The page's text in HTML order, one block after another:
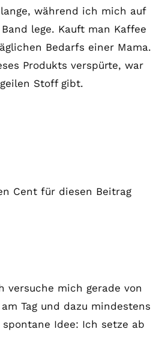
während ich mich auf
lege. Kauft man Kaffee
Bedarfs einer Mama.
Produkts verspürte, war
Stoff gibt.
Cent für diesen Beitrag
mich gerade von
Tag und dazu mindestens
Idee: Ich setze ab